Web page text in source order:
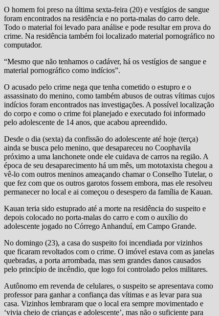
O homem foi preso na última sexta-feira (20) e vestígios de sangue
foram encontrados na residência e no porta-malas do carro dele.
Todo o material foi levado para análise e pode resultar em prova do
crime. Na residência também foi localizado material pornográfico no
computador.
“Mesmo que não tenhamos o cadáver, há os vestígios de sangue e
material pornográfico como indícios”.
O acusado pelo crime nega que tenha cometido o estupro e o
assassinato do menino, como também abusos de outras vítimas cujos
indícios foram encontrados nas investigações. A possível localização
do corpo e como o crime foi planejado e executado foi informado
pelo adolescente de 14 anos, que acabou apreendido.
Desde o dia (sexta) da confissão do adolescente até hoje (terça)
ainda se busca pelo menino, que desapareceu no Coophavila
próximo a uma lanchonete onde ele cuidava de carros na região. A
época de seu desaparecimento há um mês, um mototaxista chegou a
vê-lo com outros meninos ameaçando chamar o Conselho Tutelar, o
que fez com que os outros garotos fossem embora, mas ele resolveu
permanecer no local e ai começou o desespero da família de Kauan.
Kauan teria sido estuprado até a morte na residência do suspeito e
depois colocado no porta-malas do carro e com o auxílio do
adolescente jogado no Córrego Anhanduí, em Campo Grande.
No domingo (23), a casa do suspeito foi incendiada por vizinhos
que ficaram revoltados com o crime. O imóvel estava com as janelas
quebradas, a porta arrombada, mas sem grandes danos causados
pelo princípio de incêndio, que logo foi controlado pelos militares.
Autônomo em revenda de celulares, o suspeito se apresentava como
professor para ganhar a confiança das vítimas e as levar para sua
casa. Vizinhos lembraram que o local era sempre movimentado e
‘vivia cheio de crianças e adolescente’, mas não o suficiente para